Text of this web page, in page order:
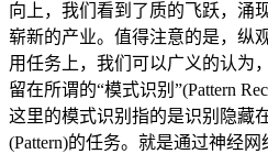
向上，我们看到了质的飞跃，涌
崭新的产业。值得注意的是，纵
用任务上，我们可以广义的认为
留在所谓的“模式识别”(Pattern
这里的模式识别指的是识别隐藏
(Pattern)的任务。就是通过神经